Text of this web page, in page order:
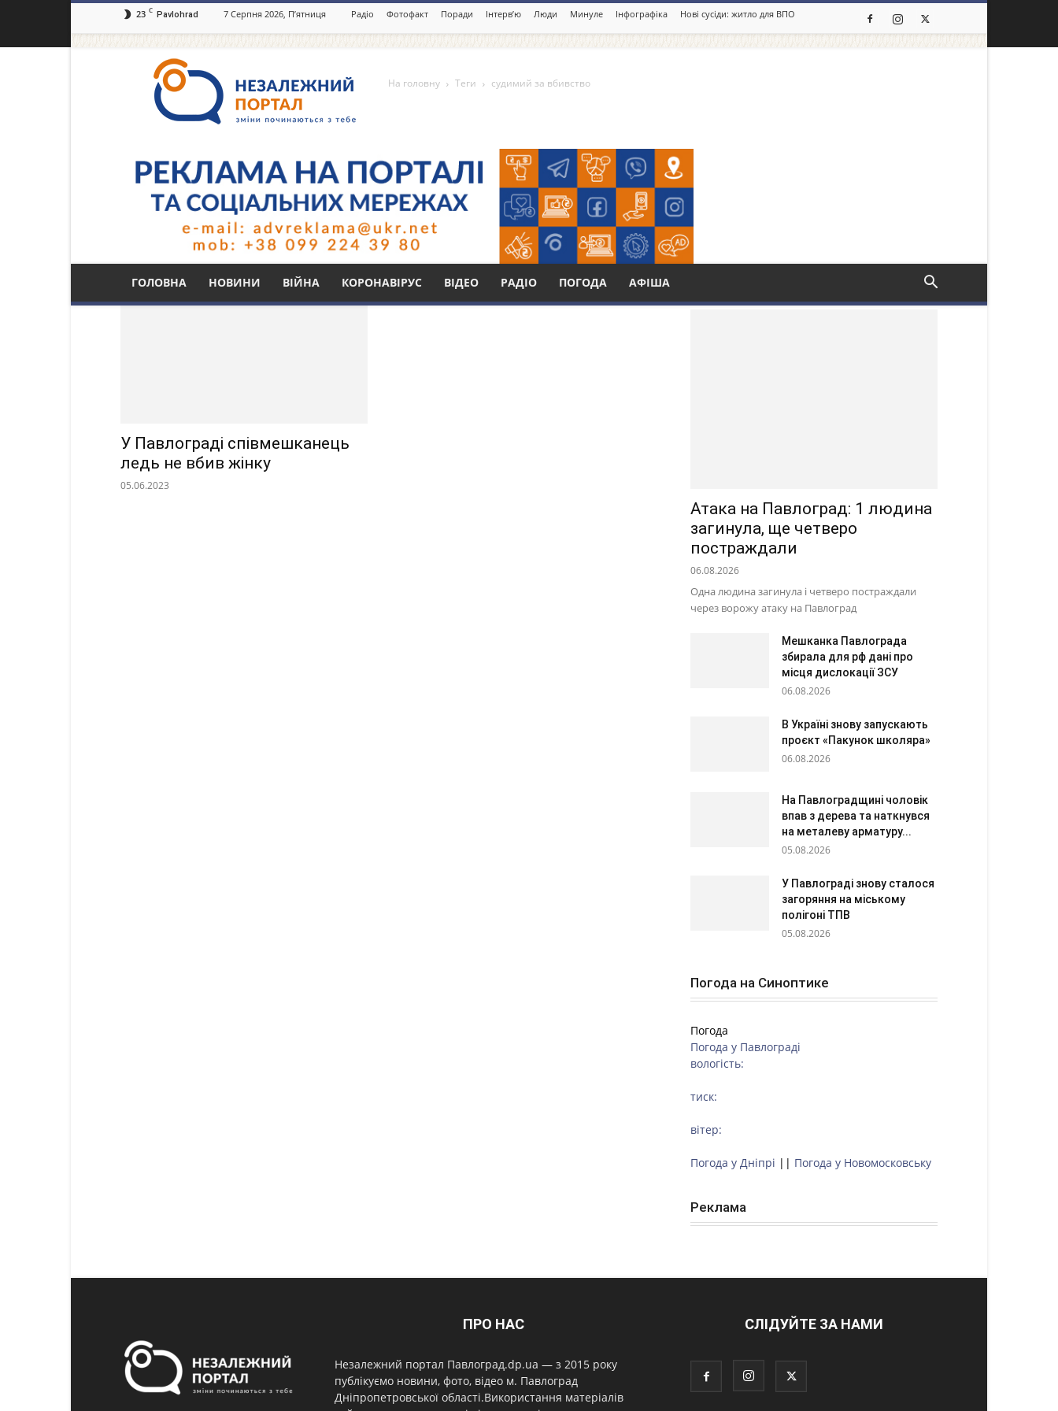
23 C Pavlohrad 7 Серпня 2026, П’ятниця Радіо Фотофакт Поради Інтерв’ю Люди Минуле Інфографіка Нові сусіди: житло для ВПО
портал
Павлоград.dp.ua
ГОЛОВНА НОВИНИ ВІЙНА КОРОНАВІРУС ВІДЕО РАДІО ПОГОДА АФІША
На головну Теги судимий за вбивство
Тег: судимий за вбивство
У Павлограді співмешканець
ледь не вбив жінку
05.06.2023
Атака на Павлоград: 1 людина
загинула, ще четверо
постраждали
06.08.2026
Одна людина загинула і четверо постраждали
через ворожу атаку на Павлоград
Мешканка Павлограда
збирала для рф дані про
місця дислокації ЗСУ
06.08.2026
В Україні знову запускають
проєкт «Пакунок школяра»
06.08.2026
На Павлоградщині чоловік
впав з дерева та наткнувся
на металеву арматуру...
05.08.2026
У Павлограді знову сталося
загоряння на міському
полігоні ТПВ
05.08.2026
Погода на Синоптике
Погода
Погода у Павлограді
вологість:
тиск:
вітер:
Погода у Дніпрі || Погода у Новомосковську
Реклама
ПРО НАС
Незалежний портал Павлоград.dp.ua — з 2015 року
публікуємо новини, фото, відео м. Павлоград
Дніпропетровської області.Використання матеріалів
СЛІДУЙТЕ ЗА НАМИ